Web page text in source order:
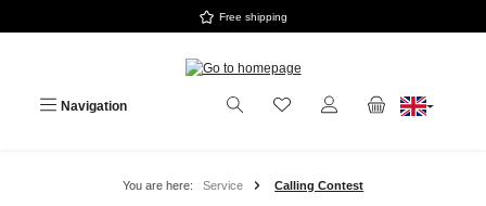
Free shipping
Navigation
You are here: Service Calling Contest